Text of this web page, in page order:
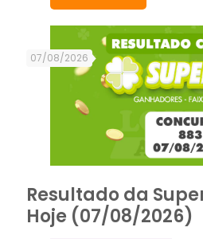
07/08/2026
Resultado da
Hoje (07/08/2026)